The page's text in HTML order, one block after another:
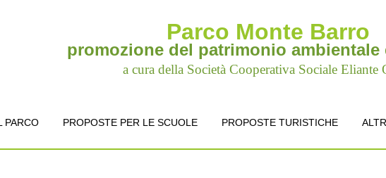
Parco Monte Barro
promozione del patrimonio ambientale
a cura della Società Cooperativa Sociale Eliante
PARCO PROPOSTE PER LE SCUOLE PROPOSTE TURISTICHE